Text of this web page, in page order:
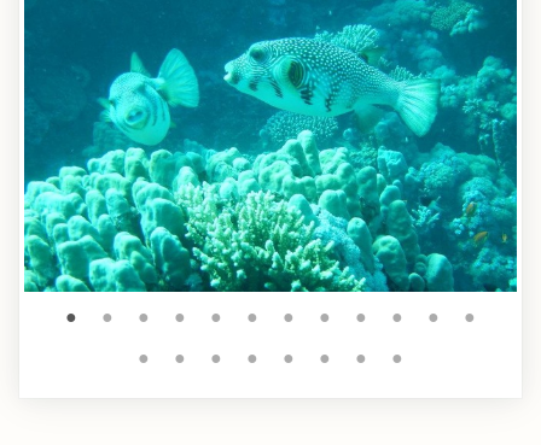
● ● ● ● ● ● ● ● ● ● ●
●
●
● ● ● ● ● ● ●